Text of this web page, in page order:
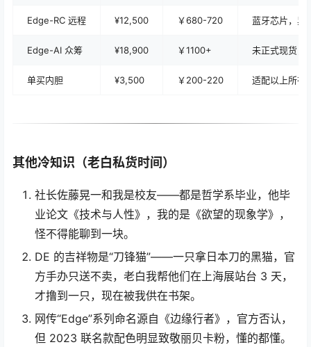
Edge-RC 远程 ¥12,500 ￥680-720 蓝牙芯片，异
Edge-AI 众筹 ¥18,900 ￥1100+ 未正式现货，
单买内胆 ¥3,500 ￥200-220 适配以上所有
其他冷知识（老白私货时间）
社长佐藤晃一和我是校友——都是哲学系毕业，他毕
业论文《技术与人性》，我的是《欲望的现象学》，
怪不得能聊到一块。
DE 的吉祥物是“刀锋猫”——一只拿日本刀的黑猫，官
方手办只送不卖，老白我帮他们在上海展站台 3 天，
才撸到一只，现在被我供在书架。
网传“Edge”系列命名源自《边缘行者》，官方否认，
但 2023 联名款配色明显致敬丽贝卡粉，懂的都懂。